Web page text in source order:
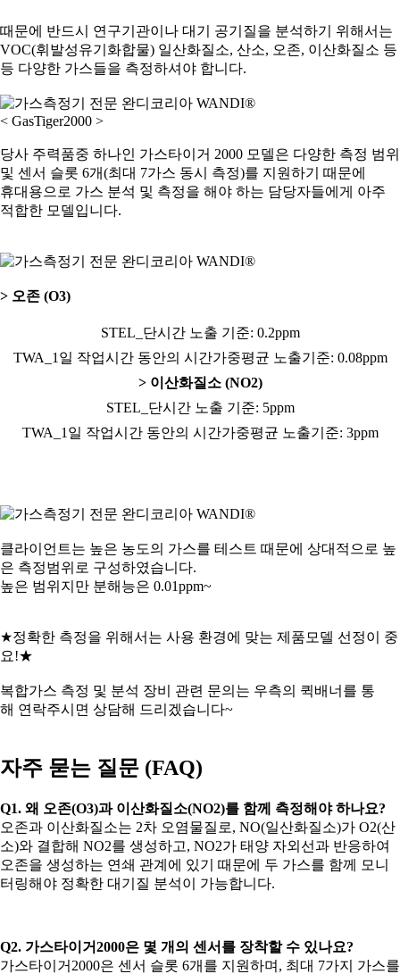
때문에 반드시 연구기관이나 대기 공기질을 분석하기 위해서는
VOC(휘발성유기화합물) 일산화질소, 산소, 오존, 이산화질소 등
등 다양한 가스들을 측정하셔야 합니다.
< GasTiger2000 >
당사 주력품중 하나인 가스타이거 2000 모델은 다양한 측정 범위
및 센서 슬롯 6개(최대 7가스 동시 측정)를 지원하기 때문에
휴대용으로 가스 분석 및 측정을 해야 하는 담당자들에게 아주
적합한 모델입니다.
> 오존 (O3)
STEL_단시간 노출 기준: 0.2ppm
TWA_1일 작업시간 동안의 시간가중평균 노출기준: 0.08ppm
> 이산화질소 (NO2)
STEL_단시간 노출 기준: 5ppm
TWA_1일 작업시간 동안의 시간가중평균 노출기준: 3ppm
클라이언트는 높은 농도의 가스를 테스트 때문에 상대적으로 높
은 측정범위로 구성하였습니다.
높은 범위지만 분해능은 0.01ppm~
★정확한 측정을 위해서는 사용 환경에 맞는 제품모델 선정이 중
요!★
복합가스 측정 및 분석 장비 관련 문의는 우측의 퀵배너를 통
해 연락주시면 상담해 드리겠습니다~
자주 묻는 질문 (FAQ)
Q1. 왜 오존(O3)과 이산화질소(NO2)를 함께 측정해야 하나요?
오존과 이산화질소는 2차 오염물질로, NO(일산화질소)가 O2(산
소)와 결합해 NO2를 생성하고, NO2가 태양 자외선과 반응하여
오존을 생성하는 연쇄 관계에 있기 때문에 두 가스를 함께 모니
터링해야 정확한 대기질 분석이 가능합니다.
Q2. 가스타이거2000은 몇 개의 센서를 장착할 수 있나요?
가스타이거2000은 센서 슬롯 6개를 지원하며, 최대 7가지 가스를